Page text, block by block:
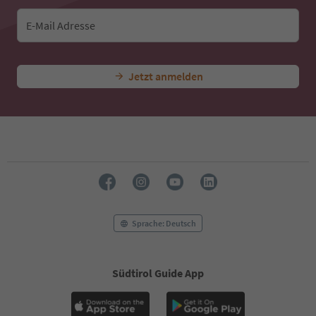
E-Mail Adresse
Jetzt anmelden
Sprache: Deutsch
Südtirol Guide App